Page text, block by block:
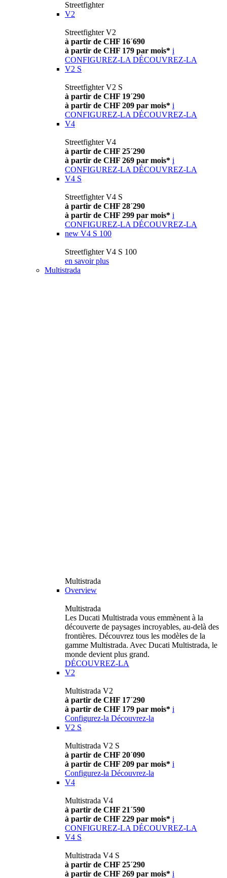
Streetfighter
V2
Streetfighter V2
à partir de CHF 16´690
à partir de CHF 179 par mois* i
CONFIGUREZ-LA DÉCOUVREZ-LA
V2 S
Streetfighter V2 S
à partir de CHF 19´290
à partir de CHF 209 par mois* i
CONFIGUREZ-LA DÉCOUVREZ-LA
V4
Streetfighter V4
à partir de CHF 25´290
à partir de CHF 269 par mois* i
CONFIGUREZ-LA DÉCOUVREZ-LA
V4 S
Streetfighter V4 S
à partir de CHF 28´290
à partir de CHF 299 par mois* i
CONFIGUREZ-LA DÉCOUVREZ-LA
new V4 S 100
Streetfighter V4 S 100
en savoir plus
Multistrada
Multistrada
Overview
Multistrada
Les Ducati Multistrada vous emmènent à la
découverte de paysages incroyables, au-delà des
frontières. Découvrez tous les modèles de la
gamme Multistrada. Avec Ducati Multistrada, le
monde devient plus grand.
DÉCOUVREZ-LA
V2
Multistrada V2
à partir de CHF 17´290
à partir de CHF 179 par mois* i
Configurez-la Découvrez-la
V2 S
Multistrada V2 S
à partir de CHF 20´090
à partir de CHF 209 par mois* i
Configurez-la Découvrez-la
V4
Multistrada V4
à partir de CHF 21´590
à partir de CHF 229 par mois* i
CONFIGUREZ-LA DÉCOUVREZ-LA
V4 S
Multistrada V4 S
à partir de CHF 25´290
à partir de CHF 269 par mois* i